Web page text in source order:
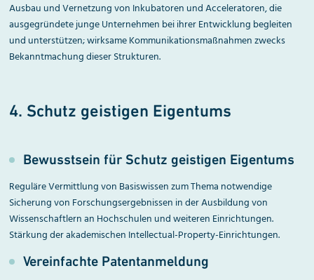
Ausbau und Vernetzung von Inkubatoren und Acceleratoren, die
ausgegründete junge Unternehmen bei ihrer Entwicklung begleiten
und unterstützen; wirksame Kommunikationsmaßnahmen zwecks
Bekanntmachung dieser Strukturen.
4. Schutz geistigen Eigentums
Bewusstsein für Schutz geistigen Eigentums
Reguläre Vermittlung von Basiswissen zum Thema notwendige
Sicherung von Forschungsergebnissen in der Ausbildung von
Wissenschaftlern an Hochschulen und weiteren Einrichtungen.
Stärkung der akademischen Intellectual-Property-Einrichtungen.
Vereinfachte Patentanmeldung